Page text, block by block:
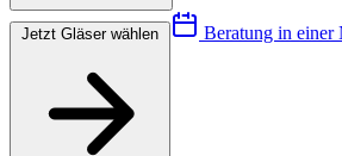
Beratung in einer